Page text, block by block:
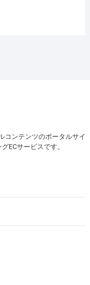
コンテンツのポータルサイ
ECサービスです。